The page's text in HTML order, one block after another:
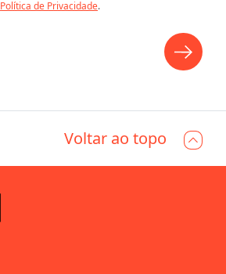
Política de Privacidade.
Voltar ao topo